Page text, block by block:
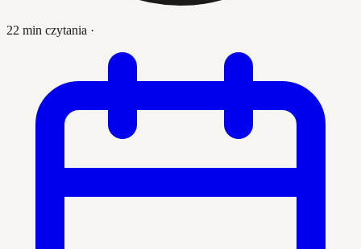
22 min czytania ·